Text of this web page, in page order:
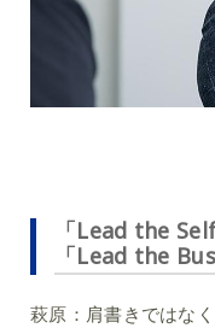
「Lead the
「Lead the
萩原： 肩書きではな